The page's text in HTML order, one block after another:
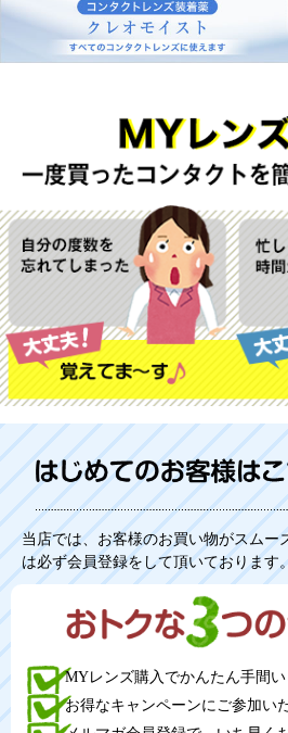
当店では、お客様のお買い物がスムー
は必ず会員登録をして頂いております。
MYレンズ購入でかんたん手間い
お得なキャンペーンにご参加い